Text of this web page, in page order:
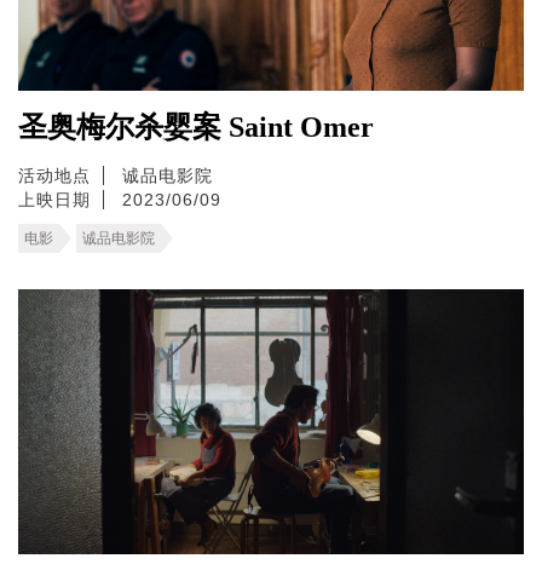
圣奥梅尔杀婴案 Saint Omer
活动地点
诚品电影院
上映日期
2023/06/09
电影 诚品电影院